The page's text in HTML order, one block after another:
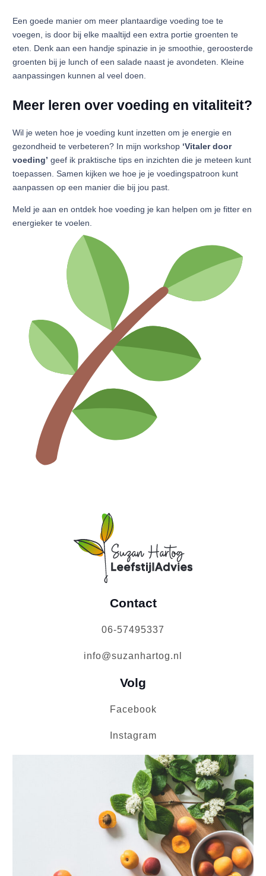
Een goede manier om meer plantaardige voeding toe te
voegen, is door bij elke maaltijd een extra portie groenten te
eten. Denk aan een handje spinazie in je smoothie, geroosterde
groenten bij je lunch of een salade naast je avondeten. Kleine
aanpassingen kunnen al veel doen.
Meer leren over voeding en vitaliteit?
Wil je weten hoe je voeding kunt inzetten om je energie en
gezondheid te verbeteren? In mijn workshop ‘Vitaler door
voeding’ geef ik praktische tips en inzichten die je meteen kunt
toepassen. Samen kijken we hoe je je voedingspatroon kunt
aanpassen op een manier die bij jou past.
Meld je aan en ontdek hoe voeding je kan helpen om je fitter en
energieker te voelen.
Contact
06-57495337
info@suzanhartog.nl
Volg
Facebook
Instagram